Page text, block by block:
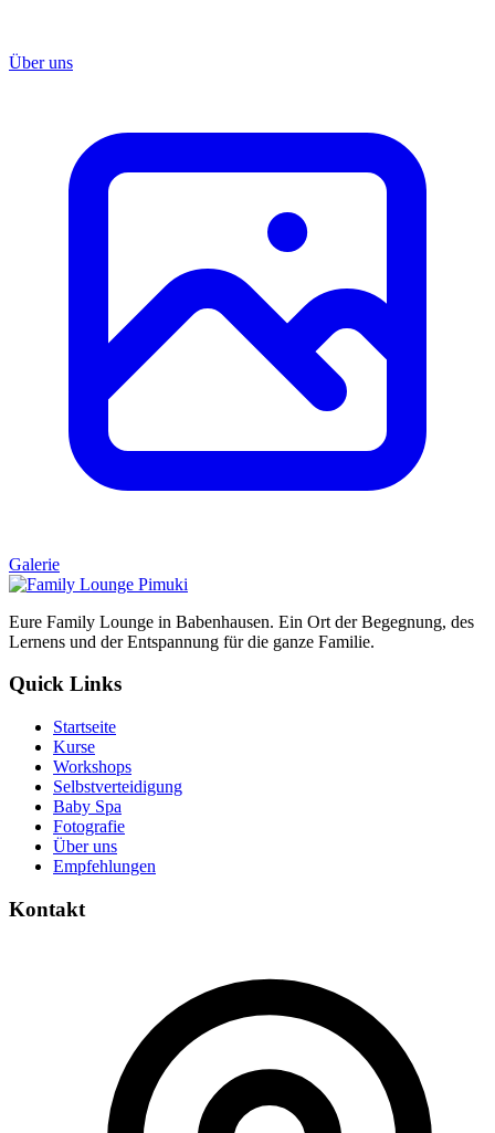
Über uns
Galerie
Eure Family Lounge in Babenhausen. Ein Ort der Begegnung, des
Lernens und der Entspannung für die ganze Familie.
Quick Links
Startseite
Kurse
Workshops
Selbstverteidigung
Baby Spa
Fotografie
Über uns
Empfehlungen
Kontakt